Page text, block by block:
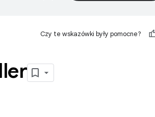
Czy te wskazówki były pomocne?